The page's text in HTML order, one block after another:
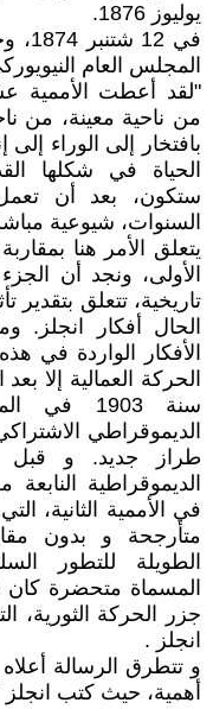
يوليوز 1876.
في
المجلس العام
"لقد أعطت الأممية
من ناحية معينة، من
بافتخار إلى الوراء
الحياة في شكلها
ستكون، بعد أن
السنوات، شيوعية
يتعلق الأمر هنا
الأولى، ونجد أن
تاريخية، تتعلق بتقدير
الحال أفكار انجلز.
الأفكار الواردة في
الحركة العمالية إلا
سنة 1903
الديموقراطي
طراز جديد. و قبل
الديموقراطية
متأرجحة و بدون
الطويلة للتطور
المسماة متحضرة كان
جزر الحركة الثورية،
انجلز .
و تتطرق الرسالة
أهمية، حيث كتب انجلز